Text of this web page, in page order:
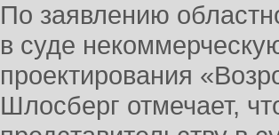
По заявлению
в суде
проектирования
Шлосберг отмечает,